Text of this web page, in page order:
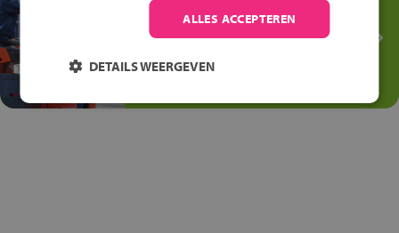
Transport en Logistiek
Kies voor vmbo Transport en
logistiek: daar kun je mee
ALLES ACCEPTEREN
DETAILS WEERGEVEN